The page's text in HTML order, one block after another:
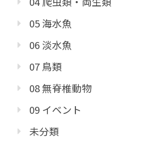
05 海水魚
06 淡水魚
07 鳥類
08 無脊椎動物
09 イベント
未分類